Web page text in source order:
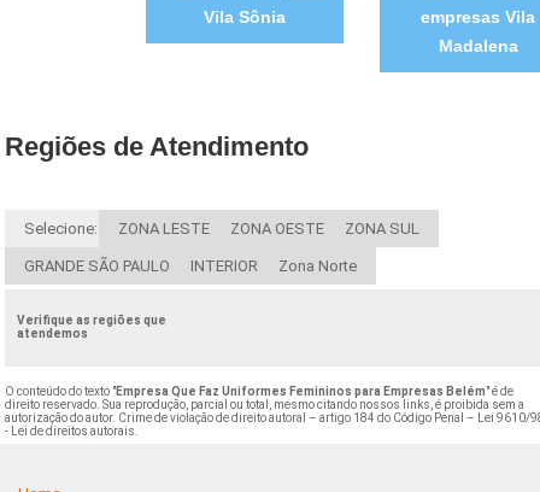
Vila Sônia
empresas Vila
Madalena
Regiões de Atendimento
Selecione: ZONA LESTE ZONA OESTE ZONA SUL
GRANDE SÃO PAULO INTERIOR Zona Norte
Verifique as regiões que
atendemos
O conteúdo do texto "Empresa Que Faz Uniformes Femininos para Empresas Belém" é de
direito reservado. Sua reprodução, parcial ou total, mesmo citando nossos links, é proibida sem a
autorização do autor. Crime de violação de direito autoral – artigo 184 do Código Penal – Lei 9610/
- Lei de direitos autorais.